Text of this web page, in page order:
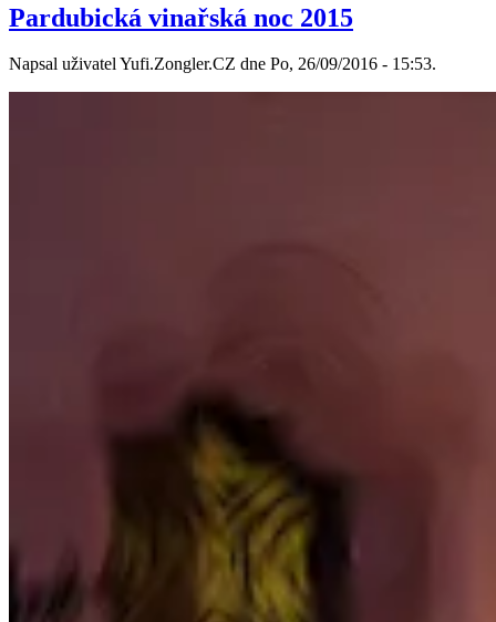
Pardubická vinařská noc 2015
Napsal uživatel Yufi.Zongler.CZ dne Po, 26/09/2016 - 15:53.